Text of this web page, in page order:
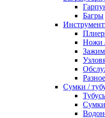
Багры
Ножи
Разное
Сумки /
Сумки